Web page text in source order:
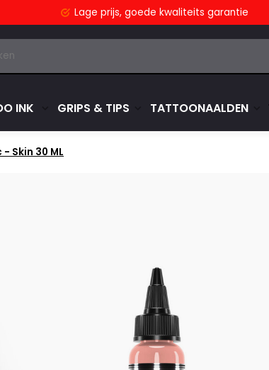
Lage prijs, goede kwaliteits garantie
INK GRIPS & TIPS TATTOONAALDEN
Skin 30 ML